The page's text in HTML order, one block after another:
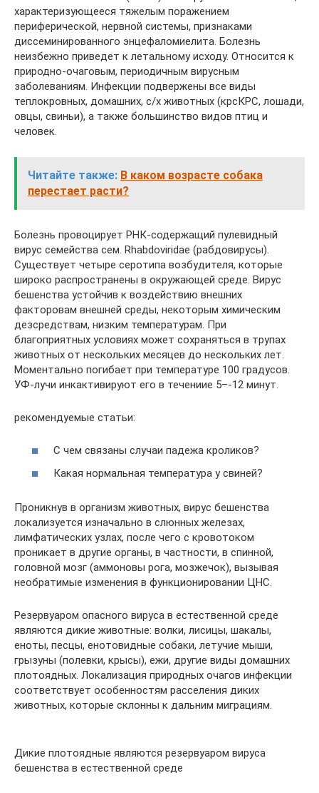
характеризующееся тяжелым поражением
периферической, нервной системы, признаками
диссеминированного энцефаломиелита. Болезнь
неизбежно приведет к летальному исходу. Относится к
природно-очаговым, периодичным вирусным
заболеваниям. Инфекции подвержены все виды
теплокровных, домашних, с/х животных (крсКРС, лошади,
овцы, свиньи), а также большинство видов птиц и
человек.
Читайте также: В каком возрасте собака
перестает расти?
Болезнь провоцирует РНК-содержащий пулевидный
вирус семейства сем. Rhabdoviridae (рабдовирусы).
Существует четыре серотипа возбудителя, которые
широко распространены в окружающей среде. Вирус
бешенства устойчив к воздействию внешних
факторовам внешней среды, некоторым химическим
дезсредствам, низким температурам. При
благоприятных условиях может сохраняться в трупах
животных от нескольких месяцев до нескольких лет.
Моментально погибает при температуре 100 градусов.
УФ-лучи инкактивируют его в течениие 5–-12 минут.
рекомендуемые статьи:
С чем связаны случаи падежа кроликов?
Какая нормальная температура у свиней?
Проникнув в организм животных, вирус бешенства
локализуется изначально в слюнных железах,
лимфатических узлах, после чего с кровотоком
проникает в другие органы, в частности, в спинной,
головной мозг (аммоновы рога, мозжечок), вызывая
необратимые изменения в функционировании ЦНС.
Резервуаром опасного вируса в естественной среде
являются дикие животные: волки, лисицы, шакалы,
еноты, песцы, енотовидные собаки, летучие мыши,
грызуны (полевки, крысы), ежи, другие виды домашних
плотоядных. Локализация природных очагов инфекции
соответствует особенностям расселения диких
животных, которые склонны к дальним миграциям.
Дикие плотоядные являются резервуаром вируса
бешенства в естественной среде